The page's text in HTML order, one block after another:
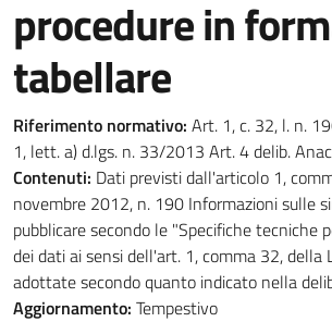
procedure in
tabellare
Riferimento normativo: Art. 1, c. 32, l. n.
1, lett. a) d.lgs. n. 33/2013 Art. 4 delib.
Contenuti: Dati previsti dall'articolo 1,
novembre 2012, n. 190 Informazioni sulle
pubblicare secondo le "Specifiche tecniche
dei dati ai sensi dell'art. 1, comma 32, della
adottate secondo quanto indicato nella
Aggiornamento: Tempestivo